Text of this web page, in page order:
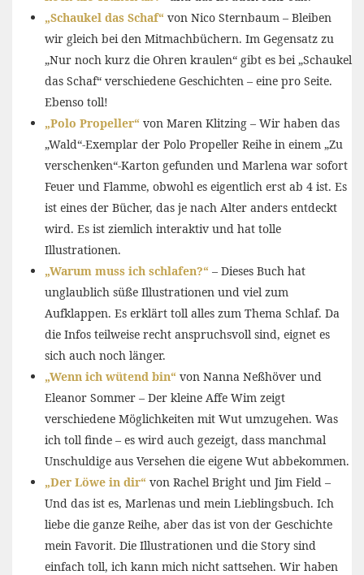
„Schaukel das Schaf“ von Nico Sternbaum – Bleiben
wir gleich bei den Mitmachbüchern. Im Gegensatz zu
„Nur noch kurz die Ohren kraulen“ gibt es bei „Schaukel
das Schaf“ verschiedene Geschichten – eine pro Seite.
Ebenso toll!
„Polo Propeller“ von Maren Klitzing – Wir haben das
„Wald“-Exemplar der Polo Propeller Reihe in einem „Zu
verschenken“-Karton gefunden und Marlena war sofort
Feuer und Flamme, obwohl es eigentlich erst ab 4 ist. Es
ist eines der Bücher, das je nach Alter anders entdeckt
wird. Es ist ziemlich interaktiv und hat tolle
Illustrationen.
„Warum muss ich schlafen?“ – Dieses Buch hat
unglaublich süße Illustrationen und viel zum
Aufklappen. Es erklärt toll alles zum Thema Schlaf. Da
die Infos teilweise recht anspruchsvoll sind, eignet es
sich auch noch länger.
„Wenn ich wütend bin“ von Nanna Neßhöver und
Eleanor Sommer – Der kleine Affe Wim zeigt
verschiedene Möglichkeiten mit Wut umzugehen. Was
ich toll finde – es wird auch gezeigt, dass manchmal
Unschuldige aus Versehen die eigene Wut abbekommen.
„Der Löwe in dir“ von Rachel Bright und Jim Field –
Und das ist es, Marlenas und mein Lieblingsbuch. Ich
liebe die ganze Reihe, aber das ist von der Geschichte
mein Favorit. Die Illustrationen und die Story sind
einfach toll, ich kann mich nicht sattsehen. Wir haben